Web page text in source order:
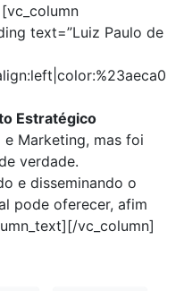
text=”Luiz Paulo de
Estratégico
Marketing, mas foi
verdade.
e disseminando o
pode oferecer, afim
vc_column]